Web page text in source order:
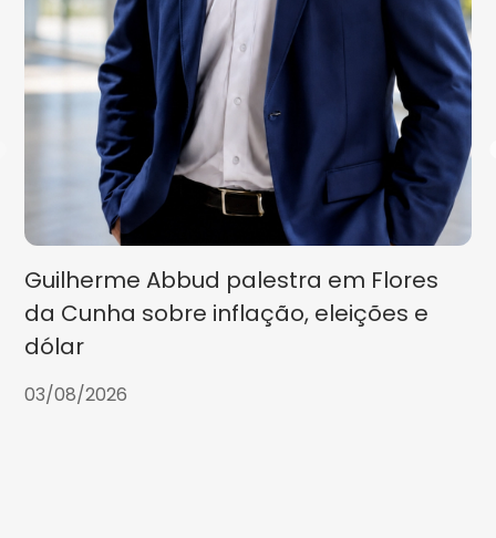
Guilherme Abbud palestra em Flores
da Cunha sobre inflação, eleições e
dólar
03/08/2026